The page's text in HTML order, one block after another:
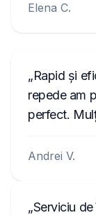
Elena C.
Rapid și
repede am
perfect.
Andrei V.
Serviciu